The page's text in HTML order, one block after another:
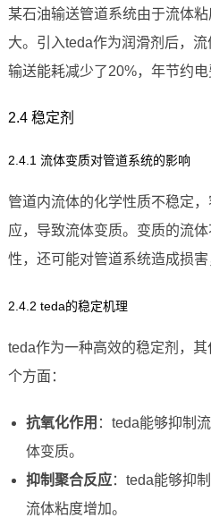
某石油输送管道系统由于流体
大。引入teda作为润滑剂后，流
输送能耗减少了20%，年节约电
2.4 稳定剂
2.4.1 流体变质对管道系统的影响
管道内流体的化学性质不稳定
应，导致流体变质。变质的流
性，还可能对管道系统造成损害
2.4.2 teda的稳定机理
teda作为一种高效的稳定剂，
个方面：
抗氧化作用 ：teda能够抑制
体变质。
抑制聚合反应：teda能够抑
流体粘度增加。